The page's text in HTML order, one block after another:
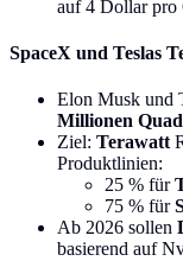
auf 4 Dollar pro
SpaceX und Teslas
Elon Musk und
Millionen
Ziel: Terawatt
Produktlinien:
25 % für
75 % für
Ab 2026 sollen
basierend auf